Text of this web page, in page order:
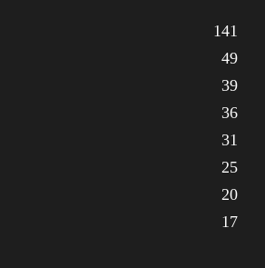
141
49
39
36
31
25
20
17